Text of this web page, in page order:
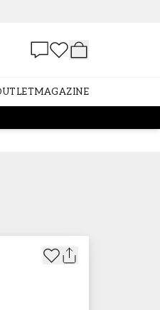
MAGAZINE